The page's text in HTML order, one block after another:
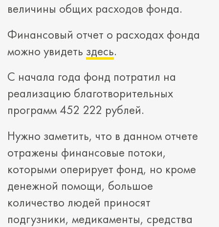
величины общих расходов фонда.
Финансовый отчет о расходах фонда
можно увидеть здесь.
С начала года фонд потратил на
реализацию благотворительных
программ 452 222 рублей.
Нужно заметить, что в данном отчете
отражены финансовые потоки,
которыми оперирует фонд, но кроме
денежной помощи, большое
количество людей приносят
подгузники, медикаменты, средства